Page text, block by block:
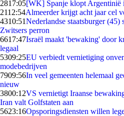
2817:05[WK] Spanje klopt Argentinië
2112:54Almeerder krijgt acht jaar cel
4310:51Nederlandse staatsburger
Zwitsers perron
6617:47Israël maakt 'bewaking' door
legaal
5309:25EU verbiedt vernietiging
modebedrijven
7909:56In veel gemeenten helemaal
nieuw
3800:12VS vernietigt Iraanse
Iran valt Golfstaten aan
5623:16Opsporingsdiensten willen